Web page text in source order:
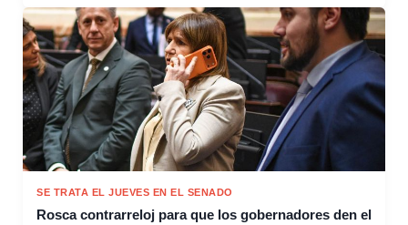
SE TRATA EL JUEVES EN EL SENADO
Rosca contrarreloj para que los gobernadores den el